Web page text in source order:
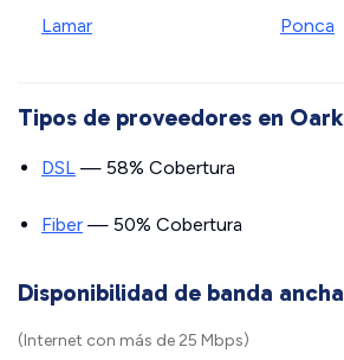
Lamar
Ponca
Tipos de proveedores en Oark
DSL — 58% Cobertura
Fiber — 50% Cobertura
Disponibilidad de banda ancha
(Internet con más de 25 Mbps)